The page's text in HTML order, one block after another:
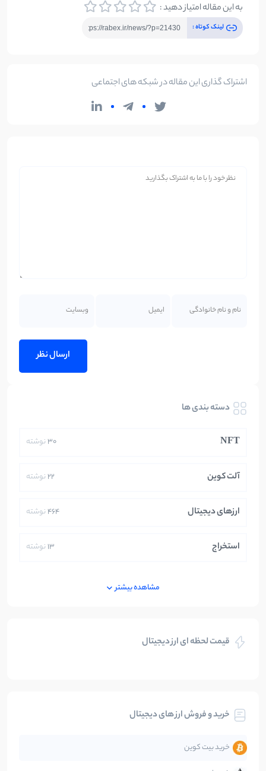
به این مقاله امتیاز دهید :
لینک کوتاه :
اشتراک گذاری این مقاله در شبکه های اجتماعی
دسته بندی ها
NFT
30نوشته
آلت کوین 22نوشته
ارزهای دیجیتال 464نوشته
استخراج 13نوشته
بلاکچین
تحلیل
جهان
مشاهده بیشتر
قیمت لحظه ای ارز دیجیتال
خرید و فروش ارز های دیجیتال
خرید بیت کوین